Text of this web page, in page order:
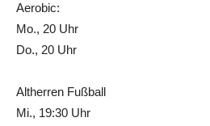
Aerobic:
Mo., 20 Uhr
Do., 20 Uhr
Altherren Fußball
Mi., 19:30 Uhr